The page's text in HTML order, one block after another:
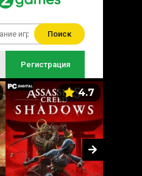
Поиск
Регистрация
4.7